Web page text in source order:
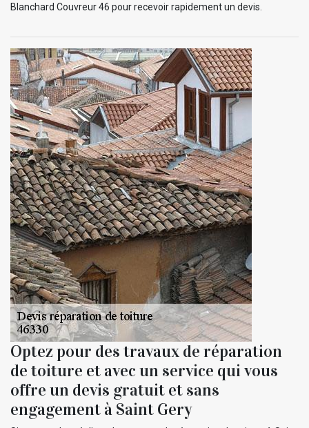
Blanchard Couvreur 46 pour recevoir rapidement un devis.
Optez pour des travaux de réparation
de toiture et avec un service qui vous
offre un devis gratuit et sans
engagement à Saint Gery